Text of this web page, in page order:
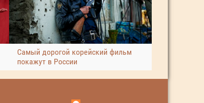
Самый дорогой корейский фильм
покажут в России